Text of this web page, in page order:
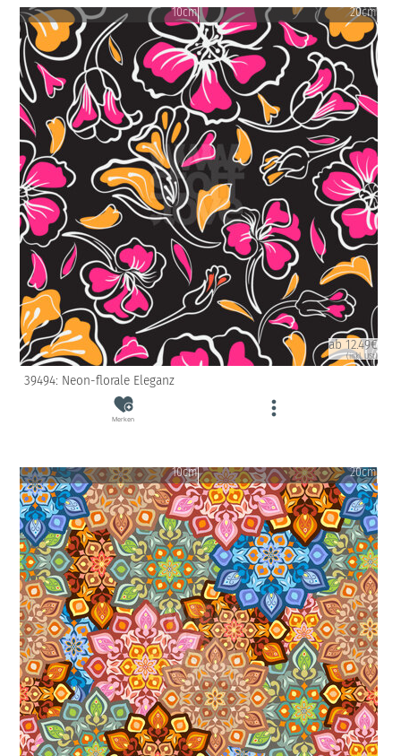
10cm 20cm
ab 12.49€
(inkl. USt)
39494: Neon-florale Eleganz
Merken
10cm 20cm